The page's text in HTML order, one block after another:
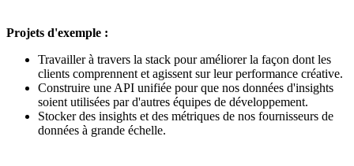
Projets d'exemple :
Travailler à travers la stack pour améliorer la façon dont les
clients comprennent et agissent sur leur performance créative.
Construire une API unifiée pour que nos données d'insights
soient utilisées par d'autres équipes de développement.
Stocker des insights et des métriques de nos fournisseurs de
données à grande échelle.